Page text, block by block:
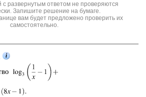
развернутым ответом не проверяются
Запишите решение на бумаге.
вам будет предложено проверить их
самостоятельно.
i